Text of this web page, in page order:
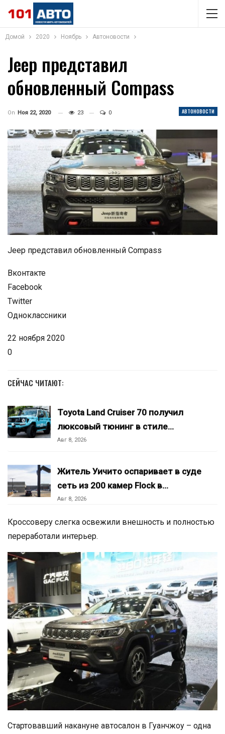
Домой 2020 Ноябрь Автоновости
Jeep представил
обновленный Compass
АВТОНОВОСТИ
On Ноя 22, 2020 23 0
Jeep представил обновленный Compass
Вконтакте
Facebook
Twitter
Одноклассники
22 ноября 2020
0
СЕЙЧАС ЧИТАЮТ:
Toyota Land Cruiser 70 получил
люксовый тюнинг в стиле…
Авг 8, 2026
Житель Уичито оспаривает в суде
сеть из 200 камер Flock в…
Авг 8, 2026
Кроссоверу слегка освежили внешность и полностью
переработали интерьер.
Стартовавший накануне автосалон в Гуанчжоу – одна